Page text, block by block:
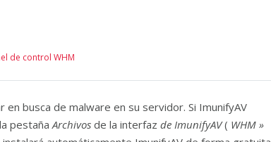
de control WHM
en busca de malware en su servidor. Si ImunifyAV
pestañaArchivos de la interfaz de ImunifyAV( WHM »